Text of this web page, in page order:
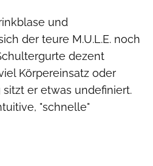
und
der teure M.U.L.E. noch
dezent
Körpereinsatz oder
er etwas undefiniert.
"schnelle"